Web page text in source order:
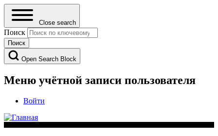
Close search
Поиск
Open Search Block
Меню учётной записи пользователя
Войти